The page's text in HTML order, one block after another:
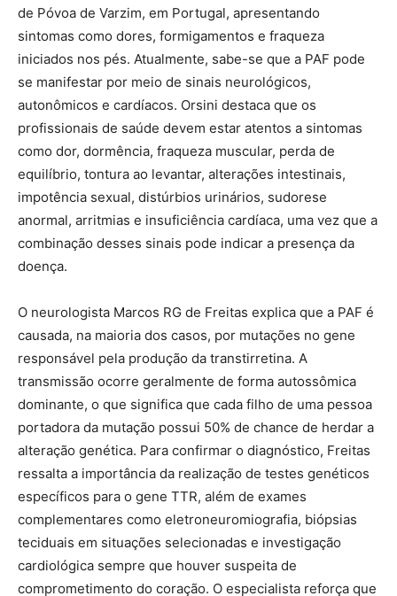
de Póvoa de Varzim, em Portugal, apresentando
sintomas como dores, formigamentos e fraqueza
iniciados nos pés. Atualmente, sabe-se que a PAF pode
se manifestar por meio de sinais neurológicos,
autonômicos e cardíacos. Orsini destaca que os
profissionais de saúde devem estar atentos a sintomas
como dor, dormência, fraqueza muscular, perda de
equilíbrio, tontura ao levantar, alterações intestinais,
impotência sexual, distúrbios urinários, sudorese
anormal, arritmias e insuficiência cardíaca, uma vez que a
combinação desses sinais pode indicar a presença da
doença.
O neurologista Marcos RG de Freitas explica que a PAF é
causada, na maioria dos casos, por mutações no gene
responsável pela produção da transtirretina. A
transmissão ocorre geralmente de forma autossômica
dominante, o que significa que cada filho de uma pessoa
portadora da mutação possui 50% de chance de herdar a
alteração genética. Para confirmar o diagnóstico, Freitas
ressalta a importância da realização de testes genéticos
específicos para o gene TTR, além de exames
complementares como eletroneuromiografia, biópsias
teciduais em situações selecionadas e investigação
cardiológica sempre que houver suspeita de
comprometimento do coração. O especialista reforça que